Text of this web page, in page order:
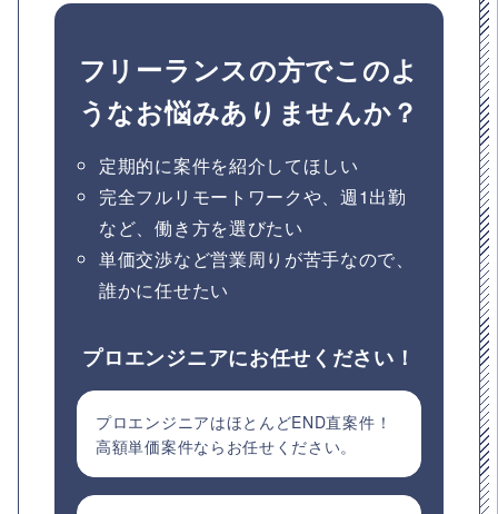
フリーランスの方でこのよ
うなお悩みありませんか？
定期的に案件を紹介してほしい
完全フルリモートワークや、週1出勤
など、働き方を選びたい
単価交渉など営業周りが苦手なので、
誰かに任せたい
プロエンジニアにお任せください！
プロエンジニアはほとんどEND直案件！
高額単価案件ならお任せください。